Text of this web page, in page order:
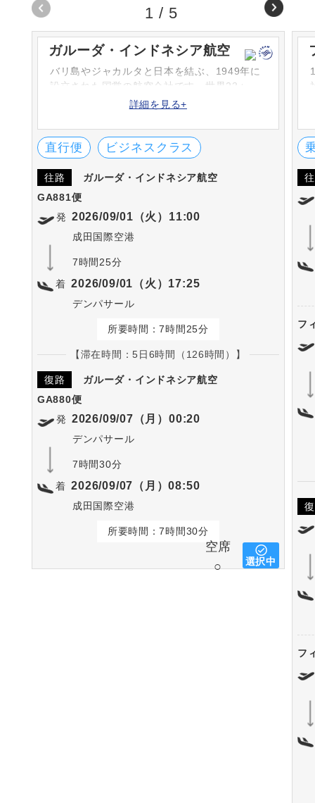
ガルーダ・インドネシア航空
バリ島やジャカルタと日本を結ぶ、1949年に
設立された国営の航空会社です。世界23ヶ
国、インドネシア国内の65都市を結んでいま
詳細を見る+
直行便 ビジネスクラス
往路
ガルーダ・インドネシア航空
GA881便
発 2026/09/01（火）11:00
成田国際空港
7時間25分
着 2026/09/01（火）17:25
デンパサール
所要時間：7時間25分
【滞在時間：5日6時間（126時間）】
復路
ガルーダ・インドネシア航空
GA880便
発 2026/09/07（月）00:20
デンパサール
7時間30分
着 2026/09/07（月）08:50
成田国際空港
所要時間：7時間30分
空席
○
選択中
フ
フ
1 / 5